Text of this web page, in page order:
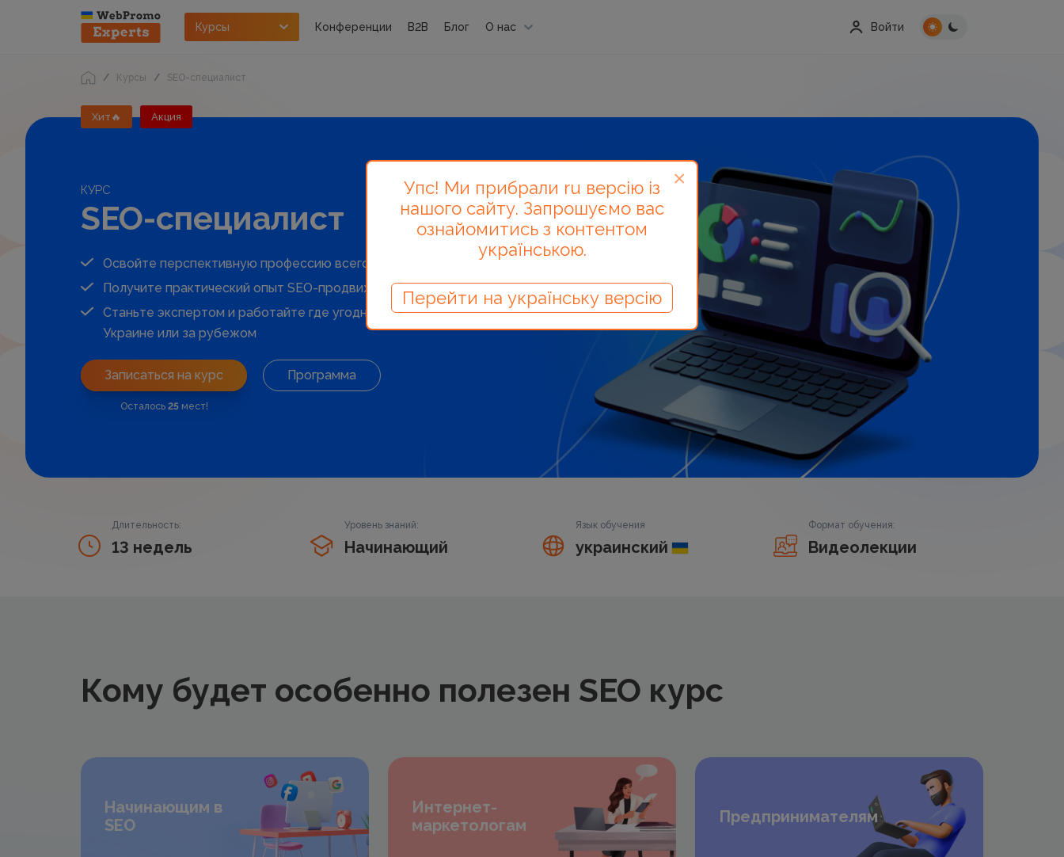
Курсы Конференции B2B Блог О нас Войти
Курсы SEO-специалист
Хит🔥 Акция
КУРС
SEO-специалист
Освойте перспективную профессию всего за 3 месяца обучения онлайн
Получите практический опыт SEO-продвижения на глобальные рынки
Станьте экспертом и работайте где угодно: в офисе или на фрилансе, в
Украине или за рубежом
Записаться на курс
Осталось 25мест!
Программа
Длительность:
13 недель
Уровень знаний:
Начинающий
Язык обучения
украинский
Формат обучения:
Видеолекции
Кому будет особенно полезен SEO курс
Начинающим в
SEO
Интернет-
маркетологам
Предпринимателям
×
Упс! Ми прибрали ru версію із
нашого сайту. Запрошуємо вас
ознайомитись з контентом
українською.
Перейти на українську версію